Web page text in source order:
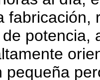
fabricación,
potencia,
pequeña